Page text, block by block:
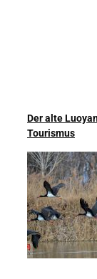
Der alte
Tourismus